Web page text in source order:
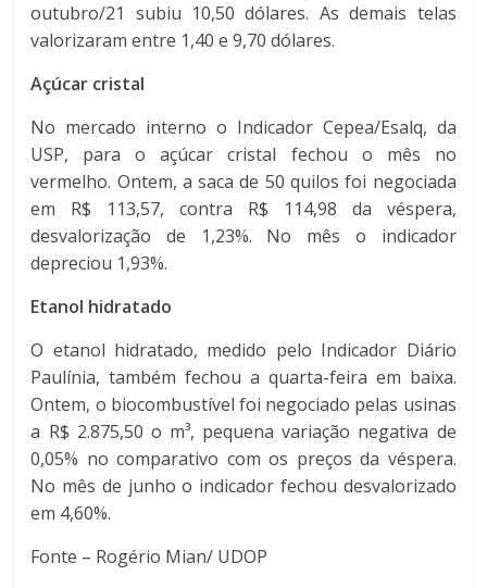
outubro/21 subiu 10,50 dólares. As demais telas
valorizaram entre 1,40 e 9,70 dólares.
Açúcar cristal
No mercado interno o Indicador Cepea/Esalq, da
USP, para o açúcar cristal fechou o mês no
vermelho. Ontem, a saca de 50 quilos foi negociada
em R$ 113,57, contra R$ 114,98 da véspera,
desvalorização de 1,23%. No mês o indicador
depreciou 1,93%.
Etanol hidratado
O etanol hidratado, medido pelo Indicador Diário
Paulínia, também fechou a quarta-feira em baixa.
Ontem, o biocombustível foi negociado pelas usinas
a R$ 2.875,50 o m³, pequena variação negativa de
0,05% no comparativo com os preços da véspera.
No mês de junho o indicador fechou desvalorizado
em 4,60%.
Fonte – Rogério Mian/ UDOP